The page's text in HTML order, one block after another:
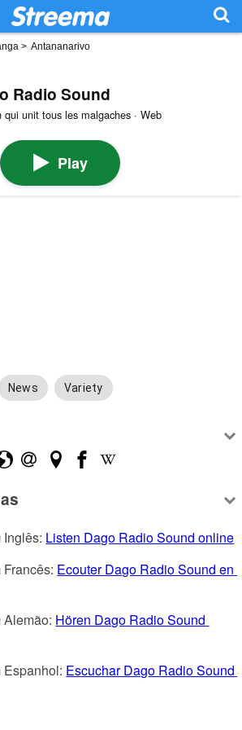
> Antananarivo
Radio Sound
qui unit tous les malgaches · Web
Play
News Variety
Listen Dago Radio Sound online
Ecouter Dago Radio Sound en
Hören Dago Radio Sound
Espanhol: Escuchar Dago Radio Sound